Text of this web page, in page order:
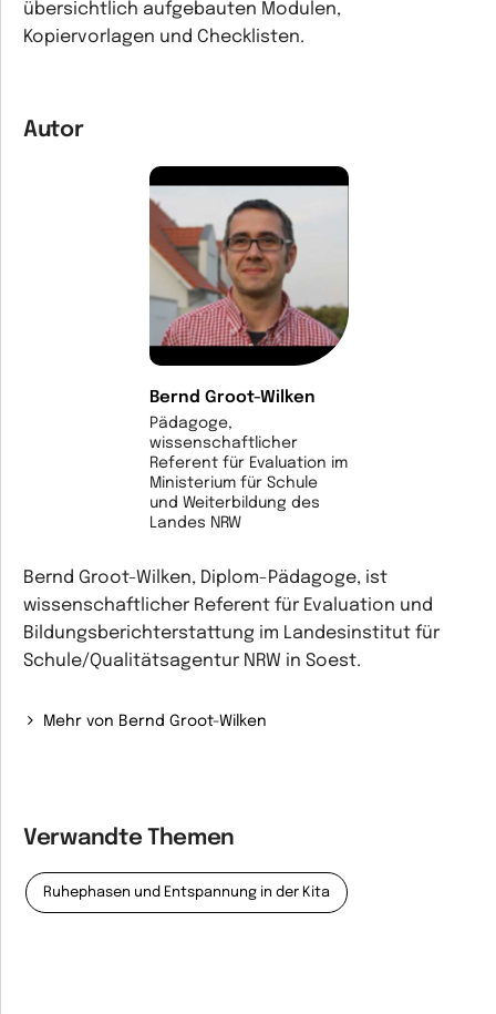
übersichtlich aufgebauten Modulen,
Kopiervorlagen und Checklisten.
Autor
Bernd Groot-Wilken
Pädagoge,
wissenschaftlicher
Referent für Evaluation im
Ministerium für Schule
und Weiterbildung des
Landes NRW
Bernd Groot-Wilken, Diplom-Pädagoge, ist
wissenschaftlicher Referent für Evaluation und
Bildungsberichterstattung im Landesinstitut für
Schule/Qualitätsagentur NRW in Soest.
Mehr von Bernd Groot-Wilken
Verwandte Themen
Ruhephasen und Entspannung in der Kita